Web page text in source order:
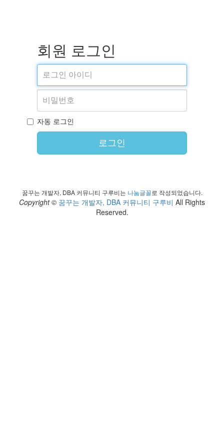
회원 로그인
자동 로그인
로그인
꿈꾸는 개발자, DBA 커뮤니티 구루비는 나눔글꼴로 작성되었습니다.
Copyright © 꿈꾸는 개발자, DBA 커뮤니티 구루비 All Rights
Reserved.